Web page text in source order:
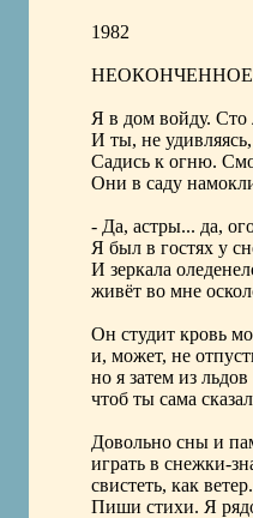
1982
НЕОКОНЧЕННОЕ
Я в дом войду. Сто
И ты, не
Садись к огню.
Они в саду
- Да, астры... да,
Я был в гостях у
И зеркала
живёт во мне
Он студит кровь
и, может, не
но я затем из
чтоб ты сама
Довольно сны и
играть в снежки-
свистеть, как
Пиши стихи. Я